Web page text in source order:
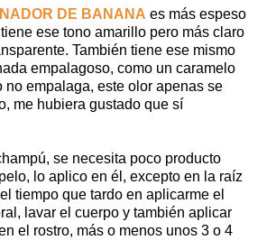
DE BANANA es más espeso
ese tono amarillo pero más claro
También tiene ese mismo
empalagoso, como un caramelo
no empalaga, este olor apenas se
me hubiera gustado que sí
se necesita poco producto
lo aplico en él, excepto en la raíz
tiempo que tardo en aplicarme el
lavar el cuerpo y también aplicar
el rostro, más o menos unos 3 o 4